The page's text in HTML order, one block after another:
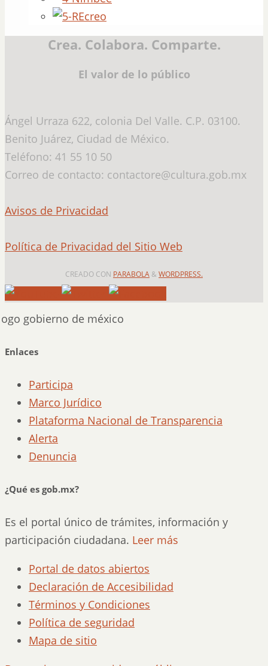
Crea. Colabora. Comparte.
El valor de lo público
Ángel Urraza 622, colonia Del Valle. C.P. 03100.
Benito Juárez, Ciudad de México.
Teléfono: 41 55 10 50
Correo de contacto: contactore@cultura.gob.mx
Avisos de Privacidad
Política de Privacidad del Sitio Web
CREADO CON PARABOLA & WORDPRESS.
Enlaces
Participa
Marco Jurídico
Plataforma Nacional de Transparencia
Alerta
Denuncia
¿Qué es gob.mx?
Es el portal único de trámites, información y
participación ciudadana. Leer más
Portal de datos abiertos
Declaración de Accesibilidad
Términos y Condiciones
Política de seguridad
Mapa de sitio